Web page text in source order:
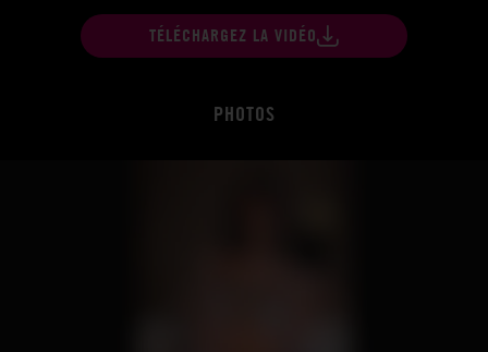
TÉLÉCHARGEZ LA VIDÉO
PHOTOS